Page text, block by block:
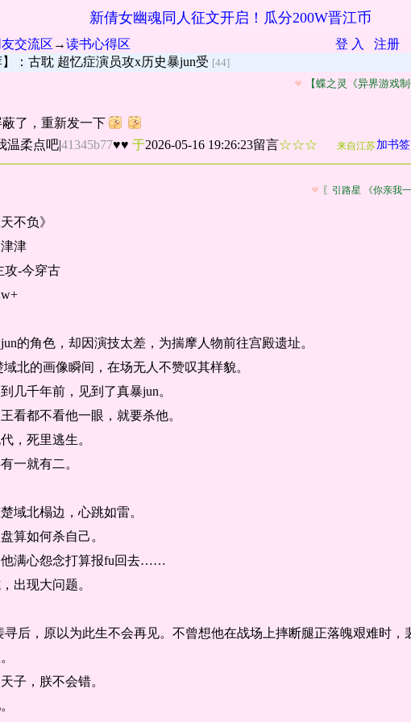
新倩女幽魂同人征文开启！瓜分200W晋江币
友交流区 →读书心得区 登 入
注册
：古耽 超忆症演员攻x历史暴jun受 [44]
【蝶之灵《异界游戏
蔽了，重新发一下
温柔点吧|41345b77♥♥ 于2026-05-16 19:26:23留言☆☆☆ 来自江苏加书签
〖引路星 《你亲我
不负》
津
攻-今穿古
的角色，却因演技太差，为揣摩人物前往宫殿遗址。
北的画像瞬间，在场无人不赞叹其样貌。
几千年前，见到了真暴jun。
看都不看他一眼，就要杀他。
，死里逃生。
一就有二。
域北榻边，心跳如雷。
算如何杀自己。
他满心怨念打算报fu回去……
出现大问题。
寻后，原以为此生不会再见。不曾想他在战场上摔断腿正落魄艰难时，
子，朕不会错。